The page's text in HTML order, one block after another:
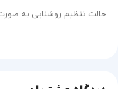
حالت تنظیم روشنایی به